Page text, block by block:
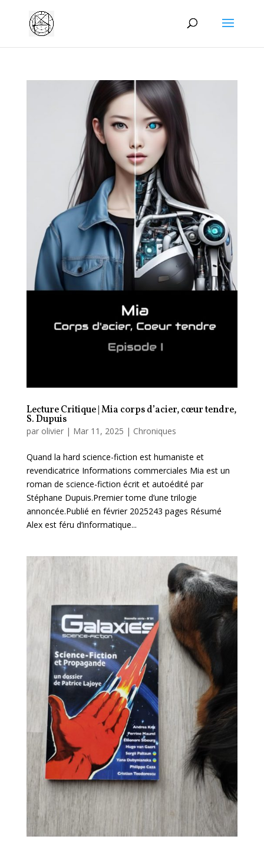
Lecture Critique | Mia corps d’acier, cœur tendre,
S. Dupuis
par olivier| Mar 11, 2025 | Chroniques
Quand la hard science-fiction est humaniste et
revendicatrice Informations commerciales Mia est un
roman de science-fiction écrit et autoédité par
Stéphane Dupuis.Premier tome d’une trilogie
annoncée.Publié en février 2025243 pages Résumé
Alex est féru d’informatique...